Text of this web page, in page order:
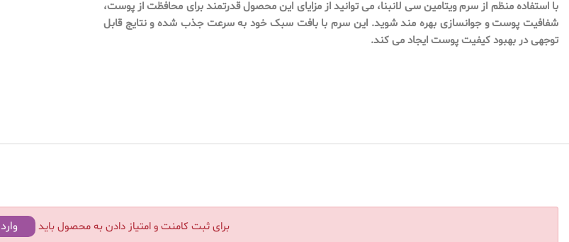
با استفاده منظم از سرم ویتامین سی لانبنا، می توانید از مزایای این محصول قدرتمند برای محافظت از پوست،
شفافیت پوست و جوانسازی بهره مند شوید. این سرم با بافت سبک خود به سرعت جذب شده و نتایج قابل
توجهی در بهبود کیفیت پوست ایجاد می کند.
برای ثبت کامنت و امتیاز دادن به محصول باید وارد